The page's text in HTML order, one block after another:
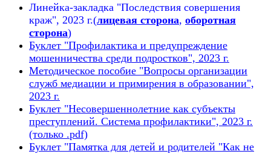
Линейка-закладка "Последствия совершения
краж", 2023 г.(лицевая сторона, оборотная
сторона)
Буклет "Профилактика и предупреждение
мошенничества среди подростков", 2023 г.
Методическое пособие "Вопросы организации
служб медиации и примирения в образовании",
2023 г.
Буклет "Несовершеннолетние как субъекты
преступлений. Система профилактики", 2023 г.
(только .pdf)
Буклет "Памятка для детей и родителей "Как не